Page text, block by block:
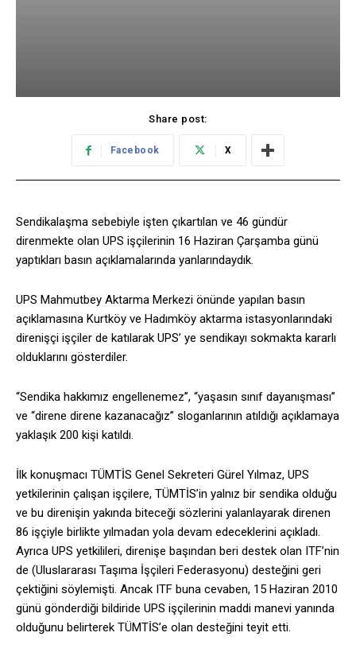
Share post:
Facebook X
Sendikalaşma sebebiyle işten çıkartılan ve 46 gündür
direnmekte olan UPS işçilerinin 16 Haziran Çarşamba günü
yaptıkları basın açıklamalarında yanlarındaydık.
UPS Mahmutbey Aktarma Merkezi önünde yapılan basın
açıklamasına Kurtköy ve Hadımköy aktarma istasyonlarındaki
direnişçi işçiler de katılarak UPS’ ye sendikayı sokmakta kararlı
olduklarını gösterdiler.
“Sendika hakkımız engellenemez”, “yaşasın sınıf dayanışması”
ve “direne direne kazanacağız” sloganlarının atıldığı açıklamaya
yaklaşık 200 kişi katıldı.
İlk konuşmacı TÜMTİS Genel Sekreteri Gürel Yılmaz, UPS
yetkilerinin çalışan işçilere, TÜMTİS’in yalnız bir sendika olduğu
ve bu direnişin yakında biteceği sözlerini yalanlayarak direnen
86 işçiyle birlikte yılmadan yola devam edeceklerini açıkladı.
Ayrıca UPS yetkilileri, direnişe başından beri destek olan ITF’nin
de (Uluslararası Taşıma İşçileri Federasyonu) desteğini geri
çektiğini söylemişti. Ancak ITF buna cevaben, 15 Haziran 2010
günü gönderdiği bildiride UPS işçilerinin maddi manevi yanında
olduğunu belirterek TÜMTİS’e olan desteğini teyit etti.